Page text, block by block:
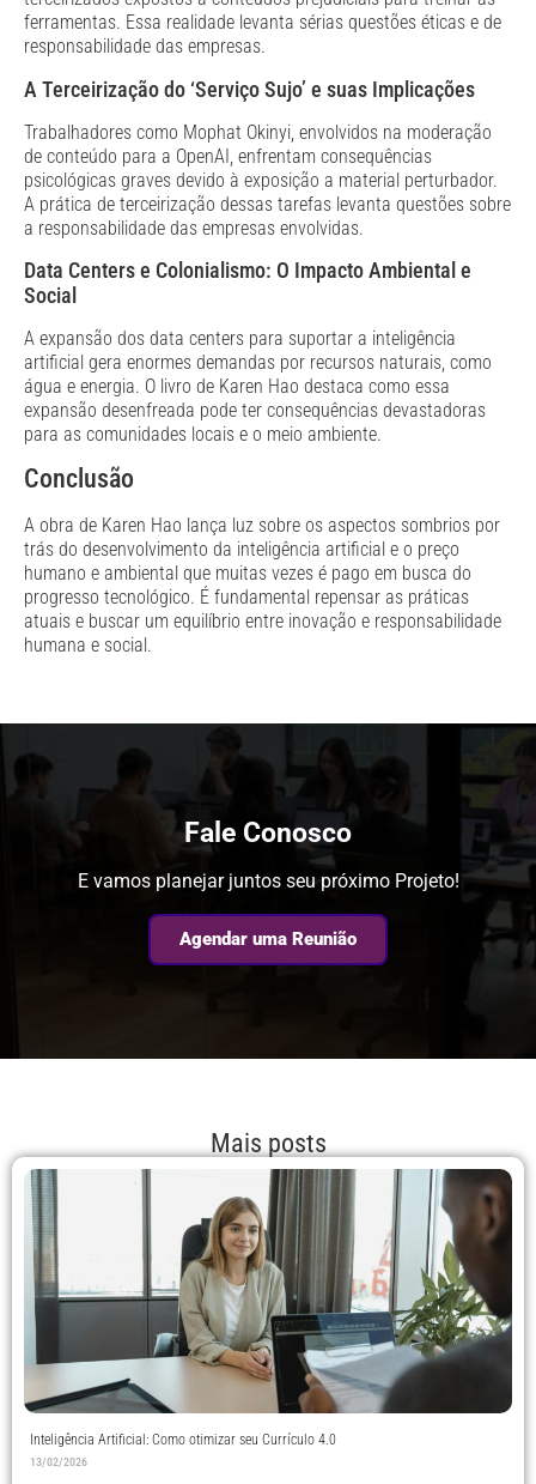
ferramentas. Essa realidade levanta sérias questões éticas e de
responsabilidade das empresas.
A Terceirização do ‘Serviço Sujo’ e suas Implicações
Trabalhadores como Mophat Okinyi, envolvidos na moderação
de conteúdo para a OpenAI, enfrentam consequências
psicológicas graves devido à exposição a material perturbador.
A prática de terceirização dessas tarefas levanta questões sobre
a responsabilidade das empresas envolvidas.
Data Centers e Colonialismo: O Impacto Ambiental e
Social
A expansão dos data centers para suportar a inteligência
artificial gera enormes demandas por recursos naturais, como
água e energia. O livro de Karen Hao destaca como essa
expansão desenfreada pode ter consequências devastadoras
para as comunidades locais e o meio ambiente.
Conclusão
A obra de Karen Hao lança luz sobre os aspectos sombrios por
trás do desenvolvimento da inteligência artificial e o preço
humano e ambiental que muitas vezes é pago em busca do
progresso tecnológico. É fundamental repensar as práticas
atuais e buscar um equilíbrio entre inovação e responsabilidade
humana e social.
Fale Conosco
E vamos planejar juntos seu próximo Projeto!
Agendar uma Reunião
Mais posts
Inteligência Artificial: Como otimizar seu Currículo 4.0
13/02/2026